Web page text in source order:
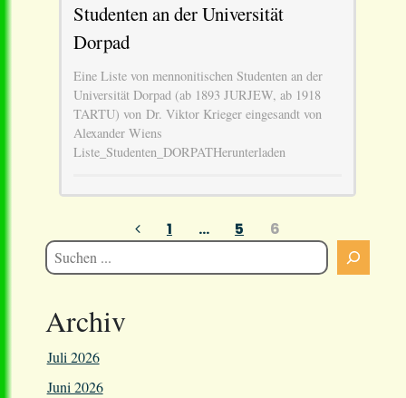
Studenten an der Universität
Dorpad
Eine Liste von mennonitischen Studenten an der
Universität Dorpad (ab 1893 JURJEW, ab 1918
TARTU) von Dr. Viktor Krieger eingesandt von
Alexander Wiens
Liste_Studenten_DORPATHerunterladen
Seitennummerierung
der
Beiträge
1 … 5 6
Archiv
Juli 2026
Juni 2026